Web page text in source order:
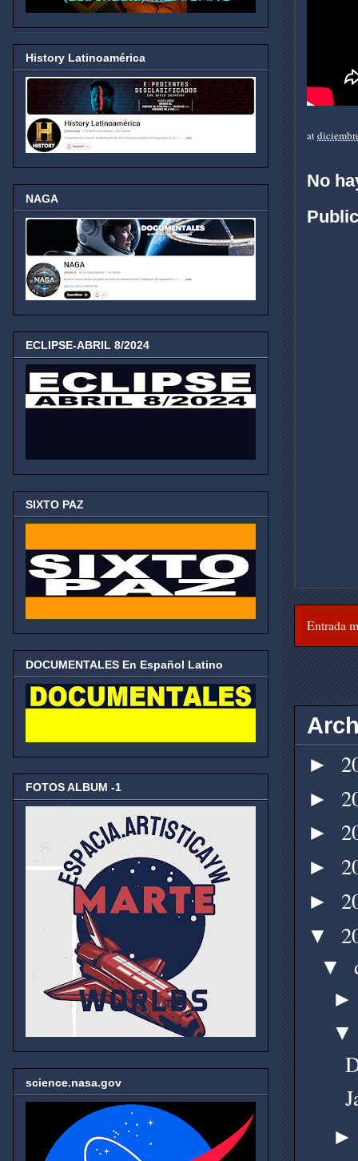
at
No
Entrada
►
►
►
►
►
▼
▼
History Latinoamérica
NAGA
ECLIPSE-ABRIL 8/2024
SIXTO PAZ
DOCUMENTALES En Español Latino
FOTOS ALBUM -1
science.nasa.gov